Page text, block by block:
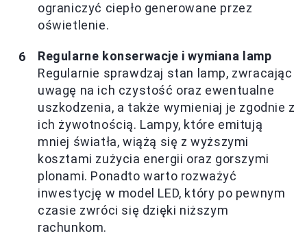
ograniczyć ciepło generowane przez
oświetlenie.
Regularne konserwacje i wymiana lamp
Regularnie sprawdzaj stan lamp, zwracając
uwagę na ich czystość oraz ewentualne
uszkodzenia, a także wymieniaj je zgodnie z
ich żywotnością. Lampy, które emitują
mniej światła, wiążą się z wyższymi
kosztami zużycia energii oraz gorszymi
plonami. Ponadto warto rozważyć
inwestycję w model LED, który po pewnym
czasie zwróci się dzięki niższym
rachunkom.